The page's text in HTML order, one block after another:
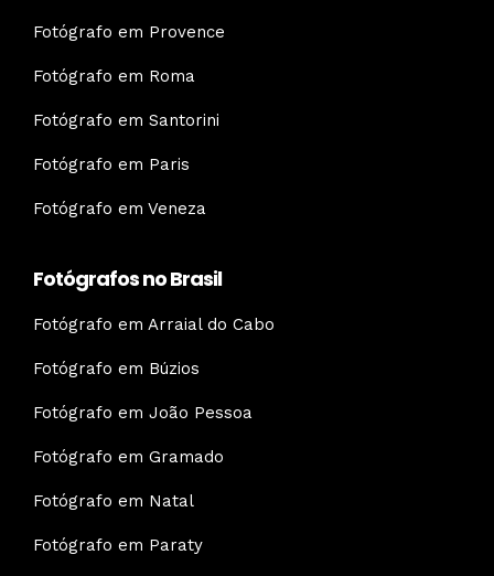
Fotógrafo em Provence
Fotógrafo em Roma
Fotógrafo em Santorini
Fotógrafo em Paris
Fotógrafo em Veneza
Fotógrafos no Brasil
Fotógrafo em Arraial do Cabo
Fotógrafo em Búzios
Fotógrafo em João Pessoa
Fotógrafo em Gramado
Fotógrafo em Natal
Fotógrafo em Paraty